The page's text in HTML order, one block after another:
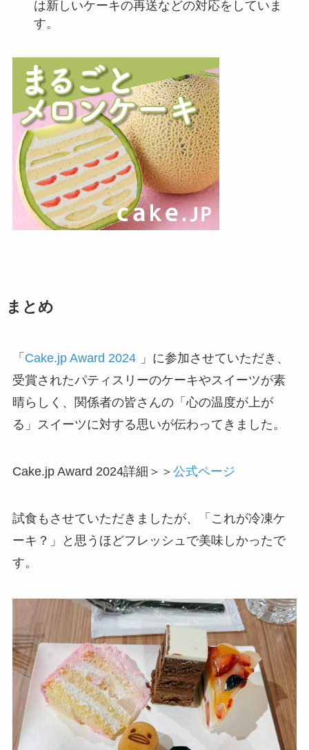
は新しいケーキの再送などの対応をしていま
す。
まとめ
「 Cake.jp Award 2024
」に参加させていただき、
受賞されたパティスリーのケーキやスイーツが素
晴らしく、関係者の皆さんの「心の温度が上が
る」スイーツに対する思いが伝わってきました。
Cake.jp Award 2024詳細＞＞ 公式ページ
試食もさせていただきましたが、「これが冷凍ケ
ーキ？」と思うほどフレッシュで美味しかったで
す。